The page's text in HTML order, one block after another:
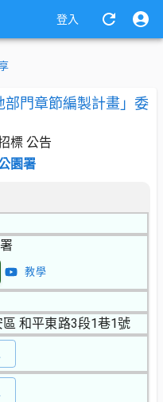
登入
部門章節編製計畫」委
標 公告
園署
教學
和平東路3段1巷1號